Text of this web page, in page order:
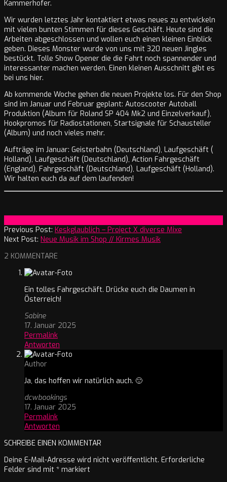
Kammerhofer.
Wir wurden letztes Jahr kontaktiert etwas neues zu entwickeln
mit vielen bunten Stimmen für dieses Geschäft. Heute sind die
Arbeiten abgeschlossen und wollen euch einen kleinen Einblick
geben. Dieses Monster wurde von uns mit 320 neuen Jingles
bestückt. Tolle Show Opener die die Fahrt noch spannender und
interessanter machen werden. Einen kleinen Ausschnitt gibt es
bei uns hier.
Ab kommende Woche gehen die neuen Projekte los. Für den Shop
sind im Januar und Februar geplant: Autoscooter Autoball
Produktion (Album für Roland SP 404 Mk2 und Einzelverkauf),
Hookpromos für Radiostationen, Startsignale für Schausteller
(Album) und noch vieles mehr.
Aufträge im Januar: Geisterbahn (Deutschland), Laufgeschäft (
Holland), Laufgeschäft (Deutschland), Action Fahrgeschäft
(England), Fahrgeschäft (Deutschland), Laufgeschäft (Holland).
Wir halten euch da auf dem laufenden!
01-
11
Previous Post: Keskglaublich – Project X diverse Mixe
Next Post: Neue Musik im Shop // Kirmes Musik
2 KOMMENTARE
Ein tolles Fahrgeschäft. Drücke euch die Daumen in
Österreich!
Sabine
17. Januar 2025
Permalink
Antworten
Author
Ja, das hoffen wir natürlich auch. 🙂
dcwbookings
17. Januar 2025
Permalink
Antworten
SCHREIBE EINEN KOMMENTAR
Deine E-Mail-Adresse wird nicht veröffentlicht. Erforderliche
Felder sind mit * markiert